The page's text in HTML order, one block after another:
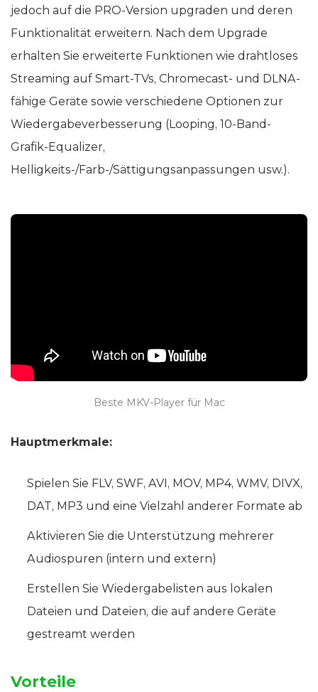
jedoch auf die PRO-Version upgraden und deren
Funktionalität erweitern. Nach dem Upgrade
erhalten Sie erweiterte Funktionen wie drahtloses
Streaming auf Smart-TVs, Chromecast- und DLNA-
fähige Geräte sowie verschiedene Optionen zur
Wiedergabeverbesserung (Looping, 10-Band-
Grafik-Equalizer,
Helligkeits-/Farb-/Sättigungsanpassungen usw.).
Beste MKV-Player für Mac
Hauptmerkmale:
Spielen Sie FLV, SWF, AVI, MOV, MP4, WMV, DIVX,
DAT, MP3 und eine Vielzahl anderer Formate ab
Aktivieren Sie die Unterstützung mehrerer
Audiospuren (intern und extern)
Erstellen Sie Wiedergabelisten aus lokalen
Dateien und Dateien, die auf andere Geräte
gestreamt werden
Vorteile